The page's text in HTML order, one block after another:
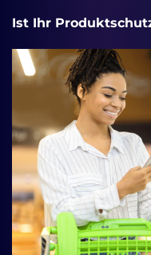
Ist Ihr